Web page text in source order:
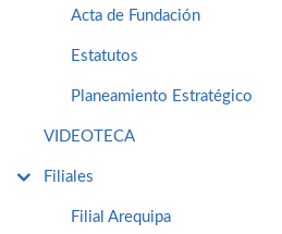
Acta de Fundación
Estatutos
Planeamiento Estratégico
VIDEOTECA
Filiales
Filial Arequipa